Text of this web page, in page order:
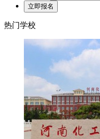
热门学校